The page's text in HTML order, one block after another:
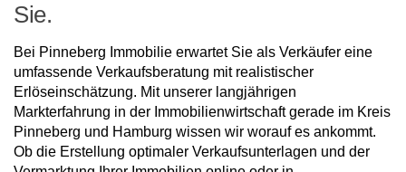
Sie.
Bei Pinneberg Immobilie erwartet Sie als Verkäufer eine
umfassende Verkaufsberatung mit realistischer
Erlöseinschätzung. Mit unserer langjährigen
Markterfahrung in der Immobilienwirtschaft gerade im Kreis
Pinneberg und Hamburg wissen wir worauf es ankommt.
Ob die Erstellung optimaler Verkaufsunterlagen und der